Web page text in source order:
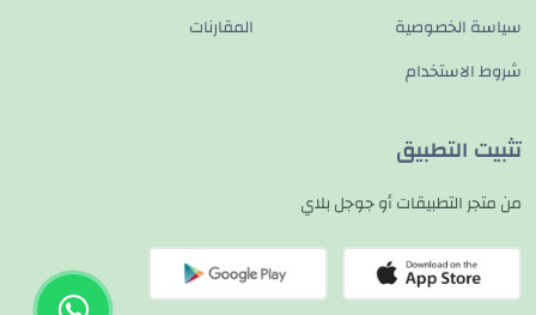
سياسة الخصوصية
شروط الاستخدام
المقارنات
تثبيت التطبيق
من متجر التطبيقات أو جوجل بلاي